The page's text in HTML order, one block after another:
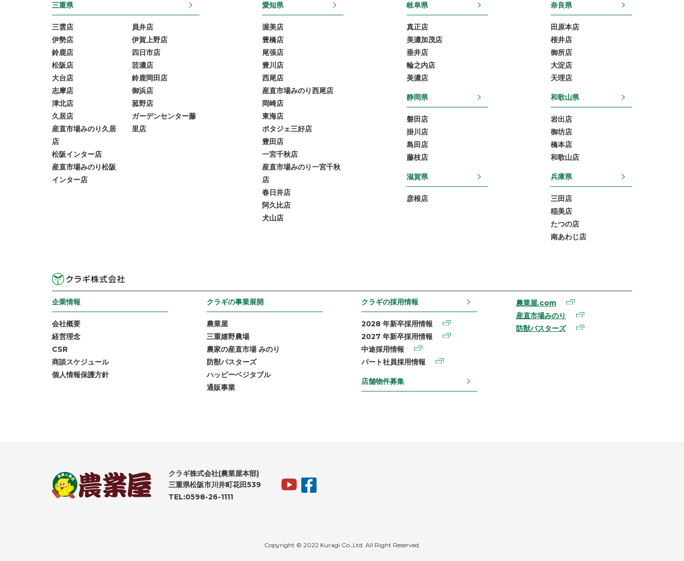
三重県
三雲店
伊勢店
鈴鹿店
松阪店
大台店
志摩店
津北店
久居店
産直市場みのり久居
店
松阪インター店
産直市場みのり松阪
インター店
員弁店
伊賀上野店
四日市店
芸濃店
鈴鹿岡田店
御浜店
菰野店
ガーデンセンター藤
里店
愛知県
渥美店
豊橋店
尾張店
豊川店
西尾店
産直市場みのり西尾店
岡崎店
東海店
ポタジェ三好店
豊田店
一宮千秋店
産直市場みのり一宮千秋
店
春日井店
阿久比店
犬山店
岐阜県
真正店
美濃加茂店
垂井店
輪之内店
美濃店
静岡県
磐田店
掛川店
島田店
藤枝店
滋賀県
彦根店
奈良県
田原本店
桜井店
御所店
大淀店
天理店
和歌山県
岩出店
御坊店
橋本店
和歌山店
兵庫県
三田店
稲美店
たつの店
南あわじ店
企業情報
会社概要
経営理念
CSR
商談スケジュール
個人情報保護方針
クラギの事業展開
農業屋
三重嬉野農場
農家の産直市場 みのり
防獣バスターズ
ハッピーベジタブル
通販事業
クラギの採用情報
2028 年新卒採用情報
2027 年新卒採用情報
中途採用情報
パート社員採用情報
店舗物件募集
農業屋.com
産直市場みのり
防獣バスターズ
クラギ株式会社(農業屋本部)
三重県松阪市川井町花田539
TEL:0598-26-1111
Copyright © 2022 Kuragi Co.,Ltd. All Right Reserved.